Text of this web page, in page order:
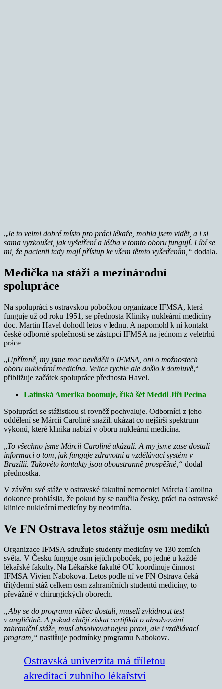
„Je to velmi dobré místo pro práci lékaře, mohla jsem vidět, a i si
sama vyzkoušet, jak vyšetření a léčba v tomto oboru fungují. Líbí se
mi, že pacienti tady mají přístup ke všem těmto vyšetřením,“ dodala.
Medička na stáži a mezinárodní
spolupráce
Na spolupráci s ostravskou pobočkou organizace IFMSA, která
funguje už od roku 1951, se přednosta Kliniky nukleární medicíny
doc. Martin Havel dohodl letos v lednu. A napomohl k ní kontakt
české odborné společnosti se zástupci IFMSA na jednom z veletrhů
práce.
„Upřímně, my jsme moc nevěděli o IFMSA, oni o možnostech
oboru nukleární medicína. Velice rychle ale došlo k domluvě,“
přibližuje začátek spolupráce přednosta Havel.
Latinská Amerika boomuje, říká šéf Meddi Jiří Pecina
Spolupráci se stážistkou si rovněž pochvaluje. Odborníci z jeho
oddělení se Márcii Carolině snažili ukázat co nejširší spektrum
výkonů, které klinika nabízí v oboru nukleární medicína.
„To všechno jsme Márcii Carolině ukázali. A my jsme zase dostali
informaci o tom, jak funguje zdravotní a vzdělávací systém v
Brazílii. Takovéto kontakty jsou oboustranně prospěšné,“ dodal
přednostka.
V závěru své stáže v ostravské fakultní nemocnici Márcia Carolina
dokonce prohlásila, že pokud by se naučila česky, práci na ostravské
klinice nukleární medicíny by neodmítla.
Ve FN Ostrava letos stážuje osm mediků
Organizace IFMSA sdružuje studenty medicíny ve 130 zemích
světa. V Česku funguje osm jejích poboček, po jedné u každé
lékařské fakulty. Na Lékařské fakultě OU koordinuje činnost
IFMSA Vivien Nabokova. Letos podle ní ve FN Ostrava čeká
třítýdenní stáž celkem osm zahraničních studentů medicíny, to
převážně v chirurgických oborech.
„Aby se do programu vůbec dostali, museli zvládnout test
v angličtině. A pokud chtějí získat certifikát o absolvování
zahraniční stáže, musí absolvovat nejen praxi, ale i vzdělávací
program,“ nastiňuje podmínky programu Nabokova.
Ostravská univerzita má tříletou
akreditaci zubního lékařství